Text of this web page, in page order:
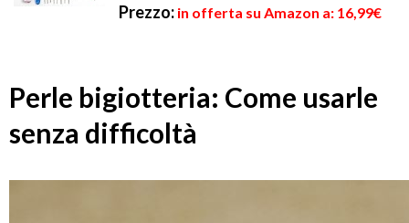
Prezzo: in offerta su Amazon a: 16,99€
Perle bigiotteria: Come usarle
senza difficoltà